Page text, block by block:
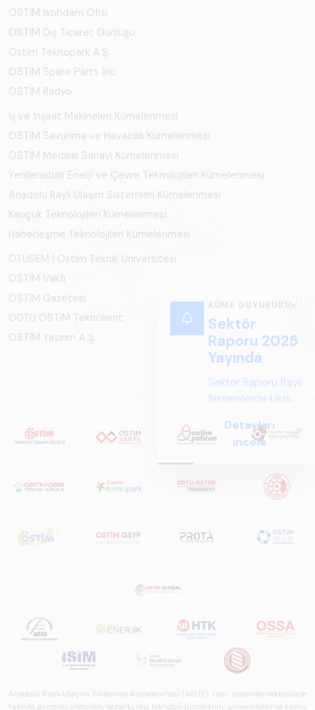
KÜME DUYURUSU
Sektör
Raporu 2025
Yayında
Sektör Raporu Raylı
Sistemlerde Ulusal
Perspektif ARUS
tarafından
Sistemlerde Ulusal
ve Küresel
Raporu 2025",
Türkiye ve dünya
ekosistem yapısı
perspektifi
açısından kapsamlı
biçimde ele alan
bir referans
Detayları
incele
OSTİM İstihdam Ofisi
OSTİM Dış Ticaret Günlüğü
Ostim Teknopark A.Ş.
OSTİM Spare Parts Inc.
OSTİM Radyo
İş ve İnşaat Makineleri Kümelenmesi
OSTİM Savunma ve Havacılık Kümelenmesi
OSTİM Medikal Sanayi Kümelenmesi
Yenilenebilir Enerji ve Çevre Teknolojileri Kümelenmesi
Anadolu Raylı Ulaşım Sistemleri Kümelenmesi
Kauçuk Teknolojileri Kümelenmesi
Haberleşme Teknolojileri Kümelenmesi
OTÜSEM | Ostim Teknik Üniversitesi
OSTİM Vakfı
OSTİM Gazetesi
ODTÜ OSTİM Teknokent
OSTİM Yatırım A.Ş.
Anadolu Raylı Ulaşım Sistemleri Kümelenmesi (ARUS), raylı sistemler sektöründe
faaliyet gösteren üreticileri, tedarikçileri, teknoloji firmalarını, üniversiteleri ve kamu